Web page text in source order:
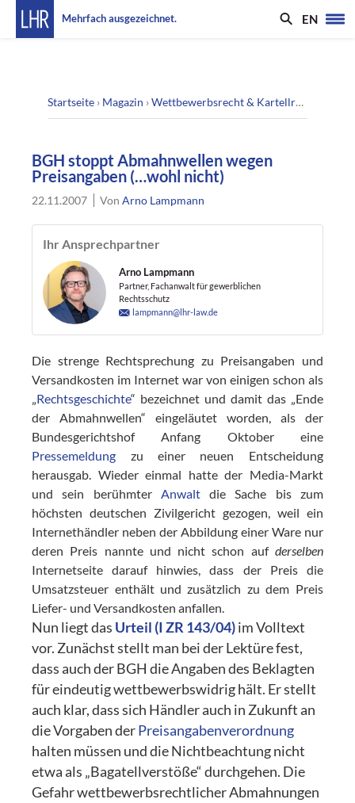
Mehrfach ausgezeichnet. EN
Startseite › Magazin ›Wettbewerbsrecht & Kartellrecht
BGH stoppt Abmahnwellen wegen
Preisangaben (…wohl nicht)
22.11.2007 VonArno Lampmann
Ihr Ansprechpartner
Arno Lampmann
Partner, Fachanwalt für gewerblichen
Rechtsschutz
lampmann@lhr-law.de
Die strenge Rechtsprechung zu Preisangaben und
Versandkosten im Internet war von einigen schon als
Rechtsgeschichte“ bezeichnet und damit das „Ende
der Abmahnwellen“ eingeläutet worden, als der
Bundesgerichtshof Anfang Oktober eine
Pressemeldung zu einer neuen Entscheidung
herausgab. Wieder einmal hatte der Media-Markt
und sein berühmter Anwaltdie Sache bis zum
höchsten deutschen Zivilgericht gezogen, weil ein
Internethändler neben der Abbildung einer Ware nur
deren Preis nannte und nicht schon auf derselben
Internetseite darauf hinwies, dass der Preis die
Umsatzsteuer enthält und zusätzlich zu dem Preis
Liefer- und Versandkosten anfallen.
Nun liegt das Urteil (I ZR 143/04)im Volltext
vor. Zunächst stellt man bei der Lektüre fest,
dass auch der BGH die Angaben des Beklagten
für eindeutig wettbewerbswidrig hält. Er stellt
auch klar, dass sich Händler auch in Zukunft an
die Vorgaben derPreisangabenverordnung
halten müssen und die Nichtbeachtung nicht
etwa als „Bagatellverstöße“ durchgehen. Die
Gefahr wettbewerbsrechtlicher Abmahnungen